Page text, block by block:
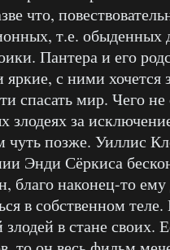
что,
т.е. обыденных
Пантера и его
яркие, с ними хочется
спасать мир. Чего
злодеях за
чуть позже. Уиллис
Энди Сёркиса
благо наконец-то
в собственном
в стане своих.